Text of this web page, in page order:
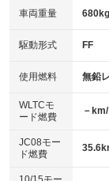
アイドリングスト
：装備あり
USB入力端子
：装備なし
100V電源
：装備なし
センターデフロッ
：装備なし
電動格納ミラー
：装備あり
キーレス
HID(キセノンライ
：装備あり
バックカメラ
：装備あり
エアロ
：装備なし
：装備なし
パワーシート
車両重量 680kg
駆動形式 FF
使用燃料 無鉛
WLTCモ
ード燃費
－
JC08モー
ド燃費